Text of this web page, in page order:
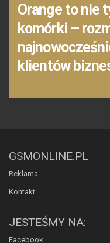
Orange to nie
komórki –
klientów
GSMONLINE.PL
Reklama
Kontakt
JESTEŚMY NA:
Facebook